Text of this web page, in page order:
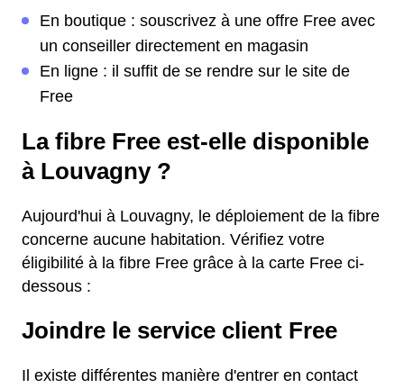
En boutique : souscrivez à une offre Free avec
un conseiller directement en magasin
En ligne : il suffit de se rendre sur le site de
Free
La fibre Free est-elle disponible
à Louvagny ?
Aujourd'hui à Louvagny, le déploiement de la fibre
concerne aucune habitation. Vérifiez votre
éligibilité à la fibre Free grâce à la carte Free ci-
dessous :
Joindre le service client Free
Il existe différentes manière d'entrer en contact